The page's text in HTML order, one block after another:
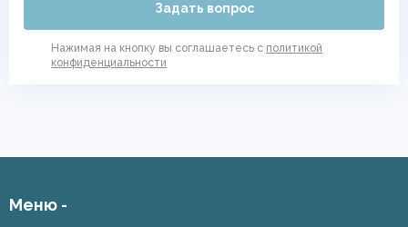
Задать вопрос
Нажимая на кнопку вы соглашаетесь с политикой
конфиденциальности
Меню -